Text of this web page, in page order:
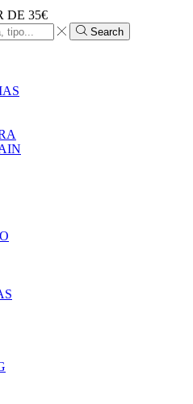
DE 35€
Search